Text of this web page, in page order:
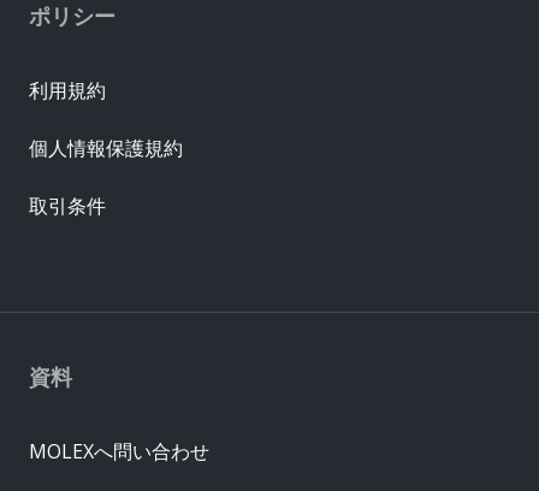
資料
MOLEXへ問い合わせ
ポリシー
利用規約
個人情報保護規約
取引条件